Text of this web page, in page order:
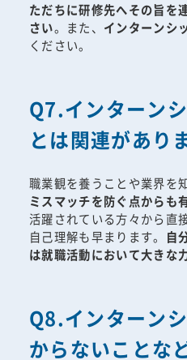
ただちに研修先へその旨を
さい。また、 インターンシ
ください。
Q7.インターン
とは関連があり
職業観を養うことや業界を
ミスマッチを防ぐ点からも
活躍されている方々から直
自己理解も早まります。
自
は就職活動において大きな
Q8.インターン
からないことな